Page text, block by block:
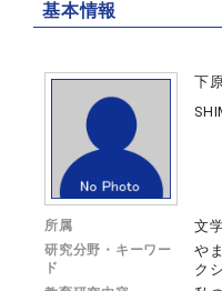
基本情報
下
所属 文
研究分野・キーワー
ド
や
ク